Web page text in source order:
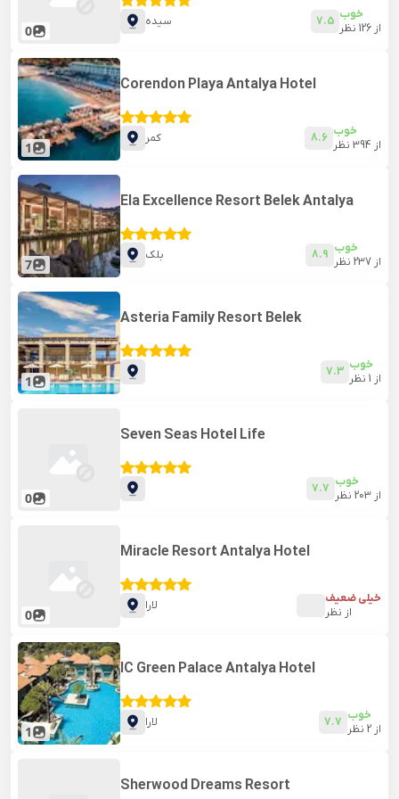
0
سیده 7.5 خوب
از 126 نظر
1
Corendon Playa Antalya Hotel
کمر 8.6 خوب
از 394 نظر
7
Ela Excellence Resort Belek Antalya
بلک 8.9 خوب
از 237 نظر
1
Asteria Family Resort Belek
7.3 خوب
از 1 نظر
0
Seven Seas Hotel Life
7.7 خوب
از 203 نظر
0
Miracle Resort Antalya Hotel
لارا
خیلی ضعیف
از نظر
1
IC Green Palace Antalya Hotel
لارا 7.7 خوب
از 2 نظر
Sherwood Dreams Resort